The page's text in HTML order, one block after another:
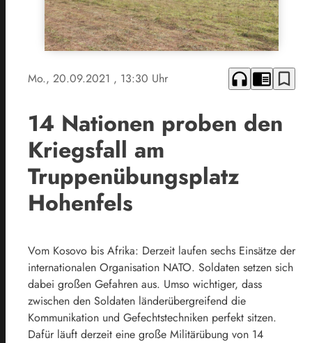
Mo., 20.09.2021 , 13:30 Uhr headphones chrome_reader_mode bookmark_border
14 Nationen proben den
Kriegsfall am
Truppenübungsplatz
Hohenfels
Vom Kosovo bis Afrika: Derzeit laufen sechs Einsätze der
internationalen Organisation NATO. Soldaten setzen sich
dabei großen Gefahren aus. Umso wichtiger, dass
zwischen den Soldaten länderübergreifend die
Kommunikation und Gefechtstechniken perfekt sitzen.
Dafür läuft derzeit eine große Militärübung von 14